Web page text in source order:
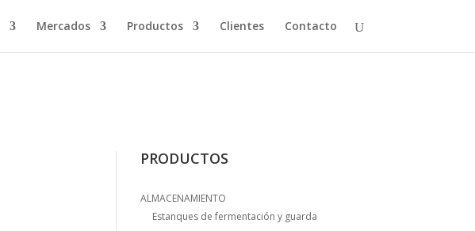
Mercados Productos Clientes Contacto
PRODUCTOS
ALMACENAMIENTO
Estanques de fermentación y guarda